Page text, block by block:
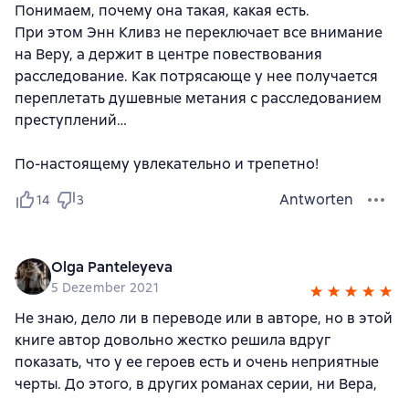
Понимаем, почему она такая, какая есть.
При этом Энн Кливз не переключает все внимание
на Веру, а держит в центре повествования
расследование. Как потрясающе у нее получается
переплетать душевные метания с расследованием
преступлений…
По-настоящему увлекательно и трепетно!
14 3 Antworten
Olga Panteleyeva
5 Dezember 2021
Не знаю, дело ли в переводе или в авторе, но в этой
книге автор довольно жестко решила вдруг
показать, что у ее героев есть и очень неприятные
черты. До этого, в других романах серии, ни Вера,